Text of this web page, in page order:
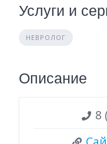
Услуги и
НЕВРОЛОГ
Описание
8